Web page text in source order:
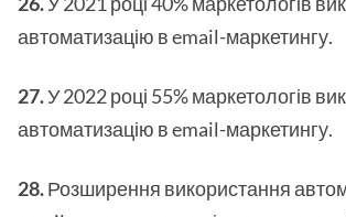
автоматизацію в email-маркетингу.
27.У 2022 році 55% маркетологів
автоматизацію в email-маркетингу.
28.Розширення використання